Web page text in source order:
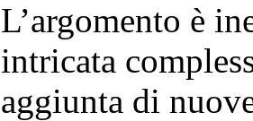
L’argomento è
intricata
aggiunta di